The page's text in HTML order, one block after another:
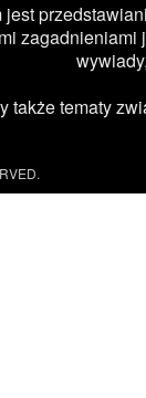
jest
zagadnieniami
także tematy